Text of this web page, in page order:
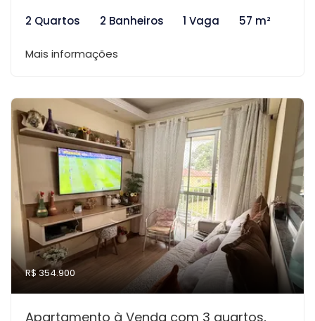
2 Quartos
2 Banheiros 1 Vaga 57 m²
Mais informações
R$ 354.900
Apartamento à Venda com 3 quartos,